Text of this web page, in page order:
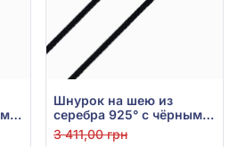
Шнурок на шею из
серебра 925° с чёрным
шёлком, арт. 8014.1
3 411,00 грн